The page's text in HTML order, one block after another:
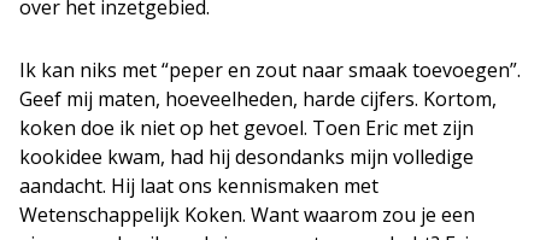
over het inzetgebied.
Ik kan niks met “peper en zout naar smaak toevoegen”.
Geef mij maten, hoeveelheden, harde cijfers. Kortom,
koken doe ik niet op het gevoel. Toen Eric met zijn
kookidee kwam, had hij desondanks mijn volledige
aandacht. Hij laat ons kennismaken met
Wetenschappelijk Koken. Want waarom zou je een